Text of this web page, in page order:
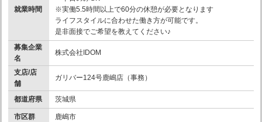
就業時間
※実働5.5時間以上で60分の休憩が必要となります
ライフスタイルに合わせた働き方が可能です。
是非面接でご希望を教えてください♪
募集企業
名
株式会社IDOM
支店/店
舗
ガリバー124号鹿嶋店（事務）
都道府県 茨城県
市区群
鹿嶋市